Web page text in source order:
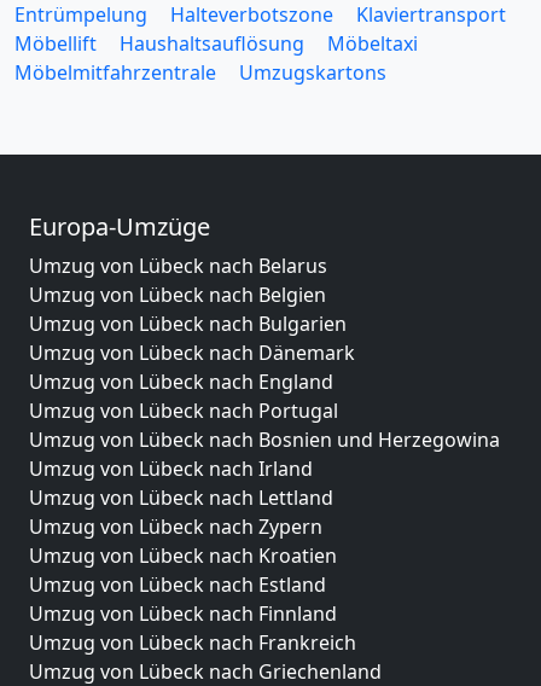
Entrümpelung
Halteverbotszone
Klaviertransport
Möbellift
Haushaltsauflösung
Möbeltaxi
Möbelmitfahrzentrale
Umzugskartons
Europa-Umzüge
Umzug von Lübeck nach Belarus
Umzug von Lübeck nach Belgien
Umzug von Lübeck nach Bulgarien
Umzug von Lübeck nach Dänemark
Umzug von Lübeck nach England
Umzug von Lübeck nach Portugal
Umzug von Lübeck nach Bosnien und Herzegowina
Umzug von Lübeck nach Irland
Umzug von Lübeck nach Lettland
Umzug von Lübeck nach Zypern
Umzug von Lübeck nach Kroatien
Umzug von Lübeck nach Estland
Umzug von Lübeck nach Finnland
Umzug von Lübeck nach Frankreich
Umzug von Lübeck nach Griechenland